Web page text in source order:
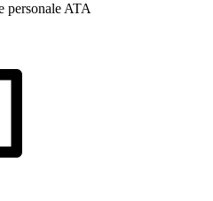
personale ATA